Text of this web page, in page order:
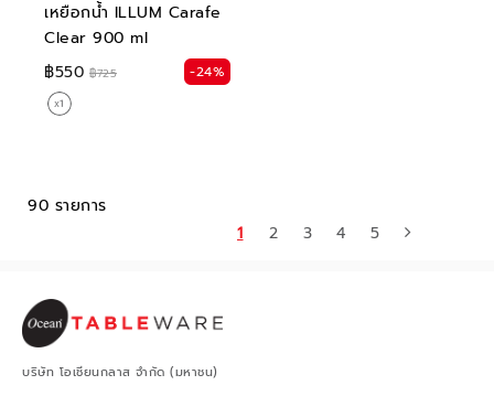
เหยือกน้ำ ILLUM Carafe
Clear 900 ml
฿550 ฿725 -24%
90 รายการ
1
2 3 4 5
บริษัท โอเชียนกลาส จำกัด (มหาชน)